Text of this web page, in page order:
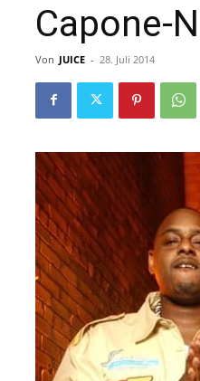
Capone-
Von JUICE - 28. Juli 2014